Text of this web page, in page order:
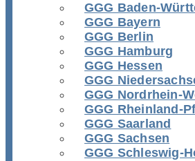
GGG Baden-
GGG Bayern
GGG Berlin
GGG Hamburg
GGG Hessen
GGG
GGG Nordrhein-
GGG Rheinland-
GGG Saarland
GGG Sachsen
GGG Schleswig-